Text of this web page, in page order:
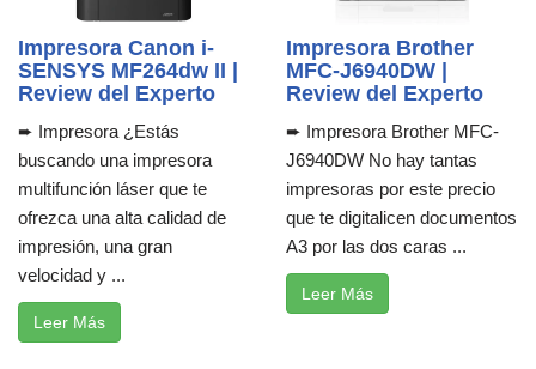
Impresora Canon i-
SENSYS MF264dw II |
Review del Experto
➨ Impresora ¿Estás
buscando una impresora
multifunción láser que te
ofrezca una alta calidad de
impresión, una gran
velocidad y ...
Leer Más
Impresora Brother
MFC-J6940DW |
Review del Experto
➨ Impresora Brother MFC-
J6940DW No hay tantas
impresoras por este precio
que te digitalicen documentos
A3 por las dos caras ...
Leer Más